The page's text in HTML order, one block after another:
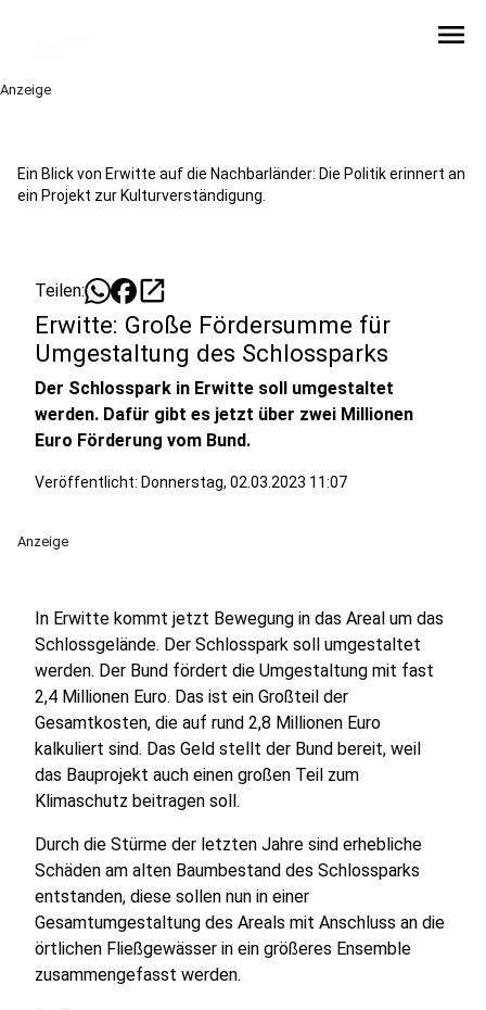
menu
Anzeige
Ein Blick von Erwitte auf die Nachbarländer: Die Politik erinnert an
ein Projekt zur Kulturverständigung.
Teilen: open_in_new
Erwitte: Große Fördersumme für
Umgestaltung des Schlossparks
Der Schlosspark in Erwitte soll umgestaltet
werden. Dafür gibt es jetzt über zwei Millionen
Euro Förderung vom Bund.
Veröffentlicht: Donnerstag, 02.03.2023 11:07
Anzeige
In Erwitte kommt jetzt Bewegung in das Areal um das
Schlossgelände. Der Schlosspark soll umgestaltet
werden. Der Bund fördert die Umgestaltung mit fast
2,4 Millionen Euro. Das ist ein Großteil der
Gesamtkosten, die auf rund 2,8 Millionen Euro
kalkuliert sind. Das Geld stellt der Bund bereit, weil
das Bauprojekt auch einen großen Teil zum
Klimaschutz beitragen soll.
Durch die Stürme der letzten Jahre sind erhebliche
Schäden am alten Baumbestand des Schlossparks
entstanden, diese sollen nun in einer
Gesamtumgestaltung des Areals mit Anschluss an die
örtlichen Fließgewässer in ein größeres Ensemble
zusammengefasst werden.